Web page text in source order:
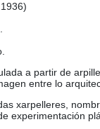
a partir de
entre lo
xarpelleres,
experimentación